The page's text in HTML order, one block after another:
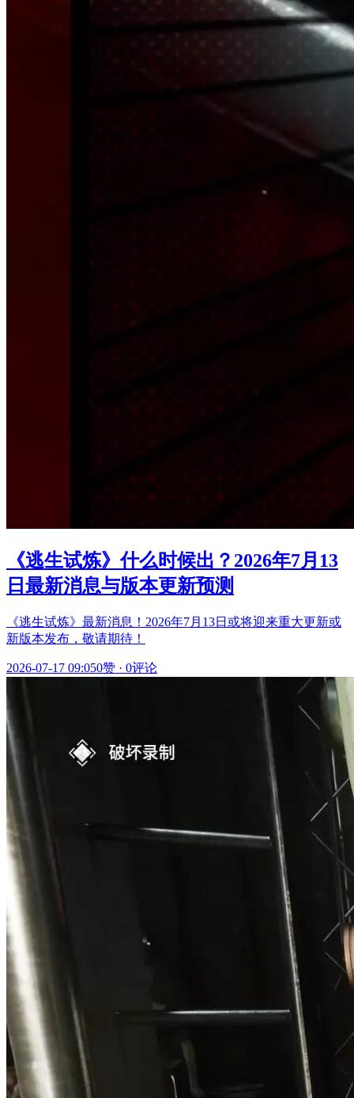
《逃生试炼》什么时候出？2026年7月13
日最新消息与版本更新预测
《逃生试炼》最新消息！2026年7月13日或将迎来重大更新或
新版本发布，敬请期待！
2026-07-17 09:050赞 · 0评论